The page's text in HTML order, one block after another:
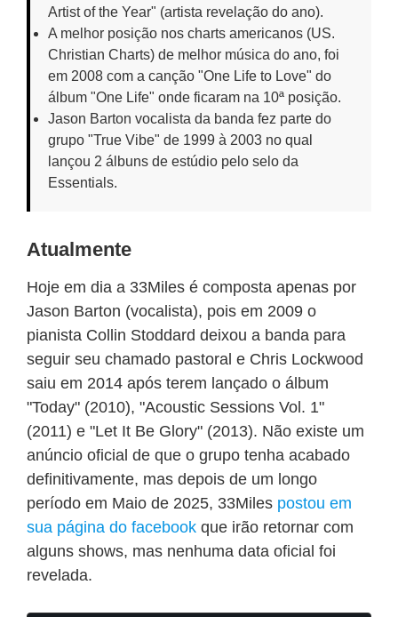
Artist of the Year" (artista revelação do ano).
A melhor posição nos charts americanos (US.
Christian Charts) de melhor música do ano, foi
em 2008 com a canção "One Life to Love" do
álbum "One Life" onde ficaram na 10ª posição.
Jason Barton vocalista da banda fez parte do
grupo "True Vibe" de 1999 à 2003 no qual
lançou 2 álbuns de estúdio pelo selo da
Essentials.
Atualmente
Hoje em dia a 33Miles é composta apenas por
Jason Barton (vocalista), pois em 2009 o
pianista Collin Stoddard deixou a banda para
seguir seu chamado pastoral e Chris Lockwood
saiu em 2014 após terem lançado o álbum
"Today" (2010), "Acoustic Sessions Vol. 1"
(2011) e "Let It Be Glory" (2013). Não existe um
anúncio oficial de que o grupo tenha acabado
definitivamente, mas depois de um longo
período em Maio de 2025, 33Miles postou em
sua página do facebook que irão retornar com
alguns shows, mas nenhuma data oficial foi
revelada.